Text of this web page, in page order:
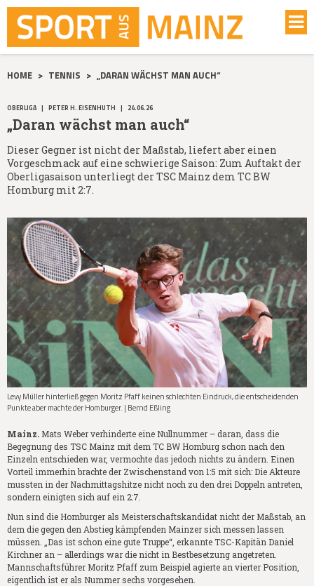
HOME > TENNIS > „DARAN WÄCHST MAN AUCH“
OBERLIGA | PETER H. EISENHUTH | 24.06.26
„Daran wächst man auch“
Dieser Gegner ist nicht der Maßstab, liefert aber einen
Vorgeschmack auf eine schwierige Saison: Zum Auftakt der
Oberligasaison unterliegt der TSC Mainz dem TC BW
Homburg mit 2:7.
Levy Müller hinterließ gegen Moritz Pfaff keinen schlechten Eindruck, die entscheidenden
Punkte aber machte der Homburger. | Bernd Eßling
Mainz. Mats Weber verhinderte eine Nullnummer – daran, dass die
Begegnung des TSC Mainz mit dem TC BW Homburg schon nach den
Einzeln entschieden war, vermochte das jedoch nichts zu ändern. Einen
Vorteil immerhin brachte der Zwischenstand von 1:5 mit sich: Die Akteure
mussten in der Nachmittagshitze nicht noch zu den drei Doppeln antreten,
sondern einigten sich auf ein 2:7.
Nun sind die Homburger als Meisterschaftskandidat nicht der Maßstab, an
dem die gegen den Abstieg kämpfenden Mainzer sich messen lassen
müssen. „Das ist schon eine gute Truppe“, erkannte TSC-Kapitän Daniel
Kirchner an – allerdings war die nicht in Bestbesetzung angetreten.
Mannschaftsführer Moritz Pfaff zum Beispiel agierte an vierter Position,
eigentlich ist er als Nummer sechs vorgesehen.